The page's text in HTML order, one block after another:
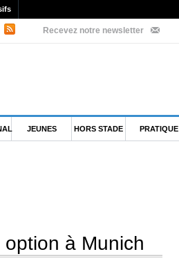
Recevez notre newsletter
JEUNES HORS STADE PRATIQUE
à Munich